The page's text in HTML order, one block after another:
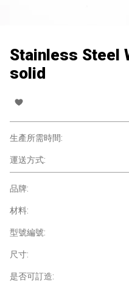
Stainless Steel
solid
生產所需時間:
運送方式:
品牌:
材料:
型號編號:
尺寸:
是否可訂造: